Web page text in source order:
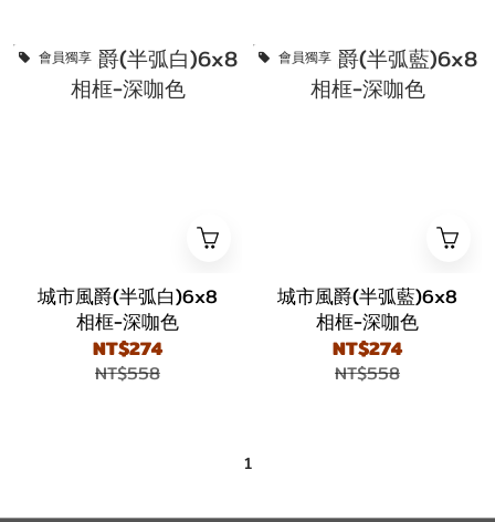
會員獨享
城市風爵(半弧白)6x8
相框-深咖色
NT$274
NT$558
會員獨享
城市風爵(半弧藍)6x8
相框-深咖色
NT$274
NT$558
1